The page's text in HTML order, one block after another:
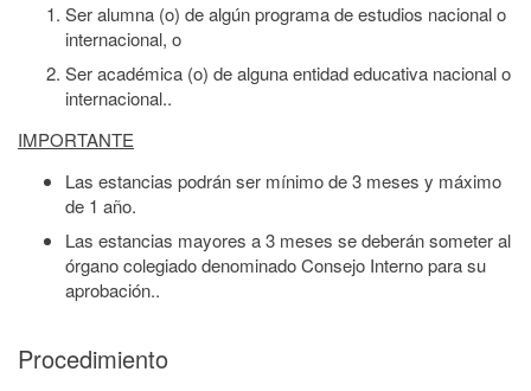
Ser alumna (o) de algún programa de estudios nacional o
internacional, o
Ser académica (o) de alguna entidad educativa nacional o
internacional..
IMPORTANTE
Las estancias podrán ser mínimo de 3 meses y máximo
de 1 año.
Las estancias mayores a 3 meses se deberán someter al
órgano colegiado denominado Consejo Interno para su
aprobación..
Procedimiento